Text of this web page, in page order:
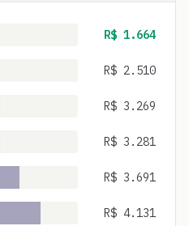
R$ 1.664
R$ 2.510
R$ 3.269
R$ 3.281
R$ 3.691
R$ 4.131